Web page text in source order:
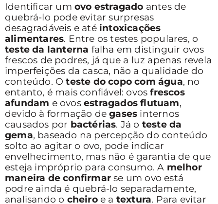
Identificar um ovo estragado antes de
quebrá-lo pode evitar surpresas
desagradáveis e até intoxicações
alimentares. Entre os testes populares, o
teste da lanterna falha em distinguir ovos
frescos de podres, já que a luz apenas revela
imperfeições da casca, não a qualidade do
conteúdo. Oteste do copo com água, no
entanto, é mais confiável: ovosfrescos
afundam e ovosestragados flutuam,
devido à formação degases internos
causados por bactérias. Já o teste da
gema, baseado na percepção do conteúdo
solto ao agitar o ovo, pode indicar
envelhecimento, mas não é garantia de que
esteja impróprio para consumo. A melhor
maneira de confirmar se um ovo está
podre ainda é quebrá-lo separadamente,
analisando o cheiroe a textura. Para evitar